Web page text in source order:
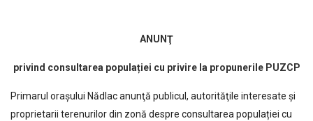
ANUNŢ
privind consultarea populației cu privire la propunerile PUZCP
Primarul orașului Nădlac anunţă publicul, autorităţile interesate și
proprietarii terenurilor din zonă despre consultarea populației cu